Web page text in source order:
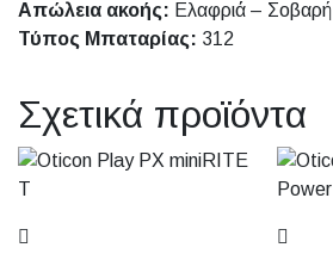
Απώλεια ακοής: Ελαφριά – Σοβαρή
Τύπος Μπαταρίας: 312
Σχετικά προϊόντα